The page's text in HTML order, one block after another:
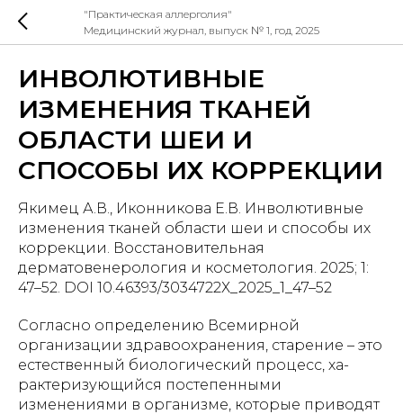
"Практическая аллерголия"
Медицинский журнал, выпуск № 1, год 2025
ИНВОЛЮТИВНЫЕ
ИЗМЕНЕНИЯ ТКАНЕЙ
ОБЛАСТИ ШЕИ И
СПОСОБЫ ИХ КОРРЕКЦИИ
Якимец А.В., Иконникова Е.В. Инволютивные
изменения тканей области шеи и способы их
коррекции. Восстановительная
дерматовенерология и косметология. 2025; 1:
47–52. DOI 10.46393/3034722Х_2025_1_47–52
Согласно определению Всемирной
организации здравоохранения, старение – это
естественный биологический процесс, ха-
рактеризующийся постепенными
изменениями в организме, которые приводят